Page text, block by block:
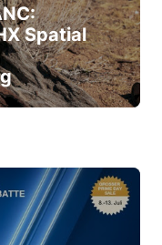
Spatial